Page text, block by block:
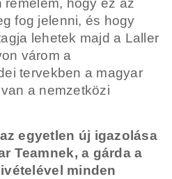
remélem, hogy ez az
fog jelenni, és hogy
lehetek majd a Laller
várom a
tervekben a magyar
a nemzetközi
egyetlen új igazolása
Teamnek, a gárda a
minden